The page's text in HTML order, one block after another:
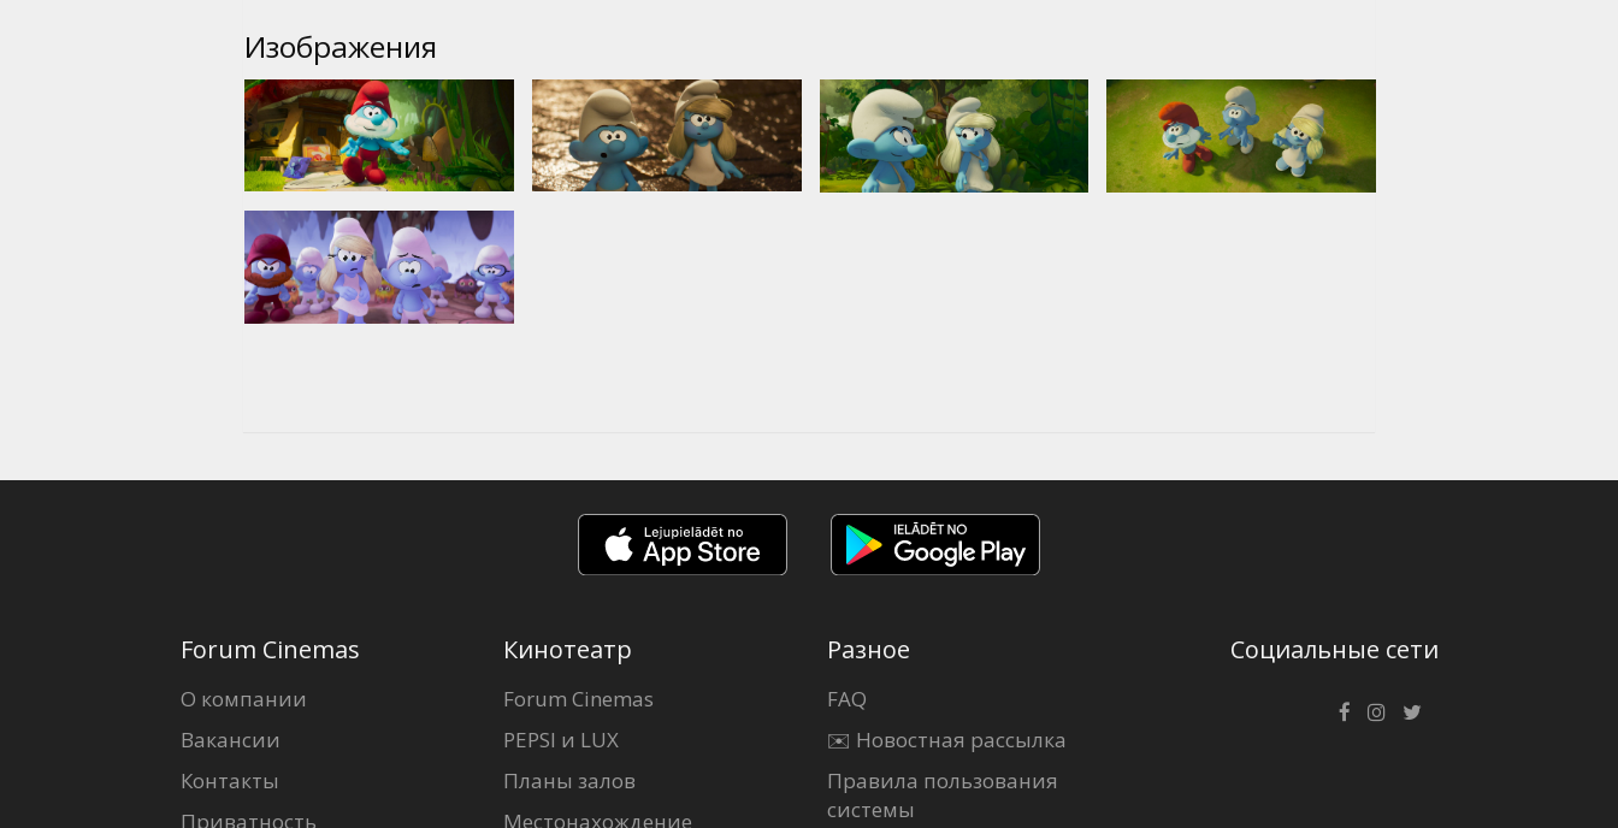
Изображения
Forum Cinemas
О компании
Вакансии
Контакты
Приватность
Кинотеатр
Forum Cinemas
PEPSI и LUX
Планы залов
Местонахождение
Разное
FAQ
✉️ Новостная рассылка
Правила пользования
системы
Социальные сети